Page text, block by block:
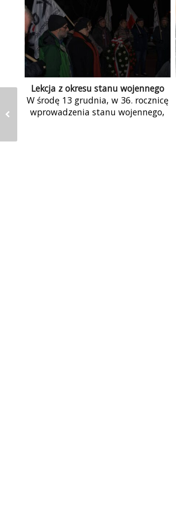
Lekcja z okresu stanu wojennego
W środę 13 grudnia, w 36. rocznicę
wprowadzenia stanu wojennego,